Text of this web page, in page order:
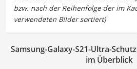
Samsung-Galaxy-S21-Ultra-
im Überblick